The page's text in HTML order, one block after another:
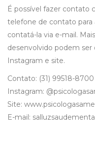
É possível fazer contato
telefone de contato
contatá-la via e-mail.
desenvolvido podem
Instagram e site.
Contato: (31) 99518-8700
Instagram:
Site:
E-mail: